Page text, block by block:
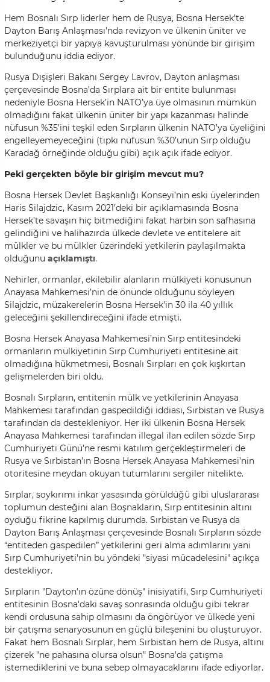
Hem Bosnalı Sırp liderler hem de Rusya, Bosna Hersek’te
Dayton Barış Anlaşması’nda revizyon ve ülkenin üniter ve
merkeziyetçi bir yapıya kavuşturulması yönünde bir girişim
bulunduğunu iddia ediyor.
Rusya Dışişleri Bakanı Sergey Lavrov, Dayton anlaşması
çerçevesinde Bosna’da Sırplara ait bir entite bulunması
nedeniyle Bosna Hersek’in NATO’ya üye olmasının mümkün
olmadığını fakat ülkenin üniter bir yapı kazanması halinde
nüfusun %35’ini teşkil eden Sırpların ülkenin NATO’ya üyeliğini
engelleyemeyeceğini (tıpkı nüfusun %30’unun Sırp olduğu
Karadağ örneğinde olduğu gibi) açık açık ifade ediyor.
Peki gerçekten böyle bir girişim mevcut mu?
Bosna Hersek Devlet Başkanlığı Konseyi’nin eski üyelerinden
Haris Silajdzic, Kasım 2021’deki bir açıklamasında Bosna
Hersek’te savaşın hiç bitmediğini fakat harbin son safhasına
gelindiğini ve halihazırda ülkede devlete ve entitelere ait
mülkler ve bu mülkler üzerindeki yetkilerin paylaşılmakta
olduğunu açıklamıştı.
Nehirler, ormanlar, ekilebilir alanların mülkiyeti konusunun
Anayasa Mahkemesi’nin de önünde olduğunu söyleyen
Silajdzic, müzakerelerin Bosna Hersek’in 30 ila 40 yıllık
geleceğini şekillendireceğini ifade etmişti.
Bosna Hersek Anayasa Mahkemesi’nin Sırp entitesindeki
ormanların mülkiyetinin Sırp Cumhuriyeti entitesine ait
olmadığına hükmetmesi, Bosnalı Sırpları en çok kışkırtan
gelişmelerden biri oldu.
Bosnalı Sırpların, entitenin mülk ve yetkilerinin Anayasa
Mahkemesi tarafından gaspedildiği iddiası, Sırbistan ve Rusya
tarafından da destekleniyor. Her iki ülkenin Bosna Hersek
Anayasa Mahkemesi tarafından illegal ilan edilen sözde Sırp
Cumhuriyeti Günü’ne resmi katılım gerçekleştirmeleri de
Rusya ve Sırbistan’ın Bosna Hersek Anayasa Mahkemesi’nin
otoritesine meydan okuyan tutumlarını sergiler nitelikte.
Sırplar, soykırımı inkar yasasında görüldüğü gibi uluslararası
toplumun desteğini alan Boşnakların, Sırp entitesinin altını
oyduğu fikrine kapılmış durumda. Sırbistan ve Rusya da
Dayton Barış Anlaşması çerçevesinde Bosnalı Sırpların sözde
“entiteden gaspedilen” yetkilerini geri alma adımlarını yani
Sırp Cumhuriyeti'nin bu yöndeki "siyasi mücadelesini" açıkça
destekliyor.
Sırpların "Dayton'ın özüne dönüş" inisiyatifi, Sırp Cumhuriyeti
entitesinin Bosna'daki savaş sonrasında olduğu gibi tekrar
kendi ordusuna sahip olmasını da öngörüyor ve ülkede yeni
bir çatışma senaryosunun en güçlü bileşenini bu oluşturuyor.
Fakat hem Bosnalı Sırplar, hem Sırbistan hem de Rusya, altını
çizerek "ne pahasına olursa olsun" Bosna'da çatışma
istemediklerini ve buna sebep olmayacaklarını ifade ediyorlar.